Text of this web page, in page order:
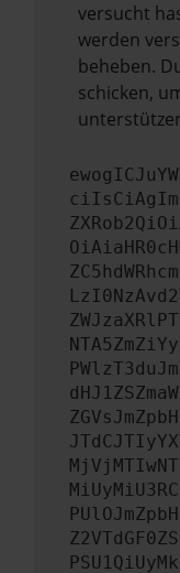
versucht
werden
beheben.
schicken,